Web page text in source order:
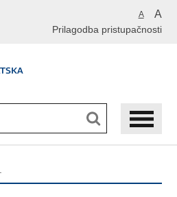
A A
Prilagodba pristupačnosti